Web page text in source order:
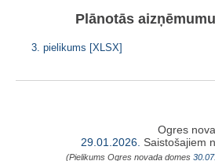
Plānotās
3. pielikums [XLSX]
Ogres
29.01.2026. Saistošajiem
(Pielikums Ogres novada domes